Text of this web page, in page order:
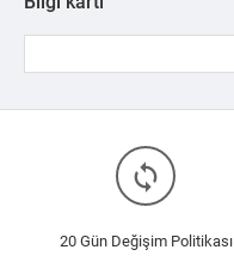
loop
20 Gün Değişim Politikası